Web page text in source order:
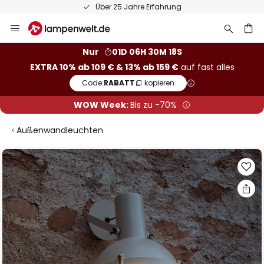
Über 25 Jahre Erfahrung
Inhalt
Nur
01D 06H 30M 18S
EXTRA 10% ab 109 € & 13% ab 159 €auf fast alles
Code:RABATT kopieren
WOW Week:Bis zu -70%
Außenwandleuchten
Zum
Ende
der
Bildgalerie
springen